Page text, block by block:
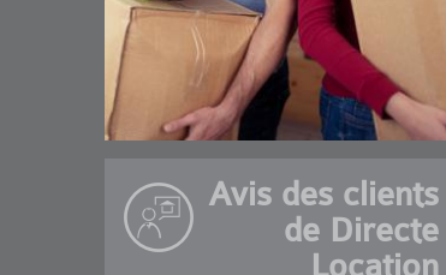
Avis des clients
de Directe
Location